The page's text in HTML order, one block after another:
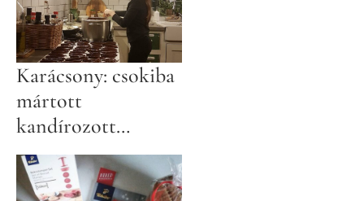
Karácsony: csokiba
mártott
kandírozott
narancshéj